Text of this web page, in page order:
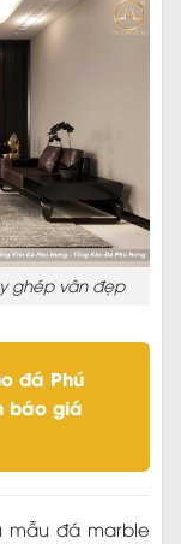
ghép vân đẹp
đá Phú
báo giá
mẫu đá marble